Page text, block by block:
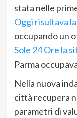
stata nelle
Oggi risultava
occupando un
Sole 24 Ore la
Parma
Nella nuova
città recupera
parametri di